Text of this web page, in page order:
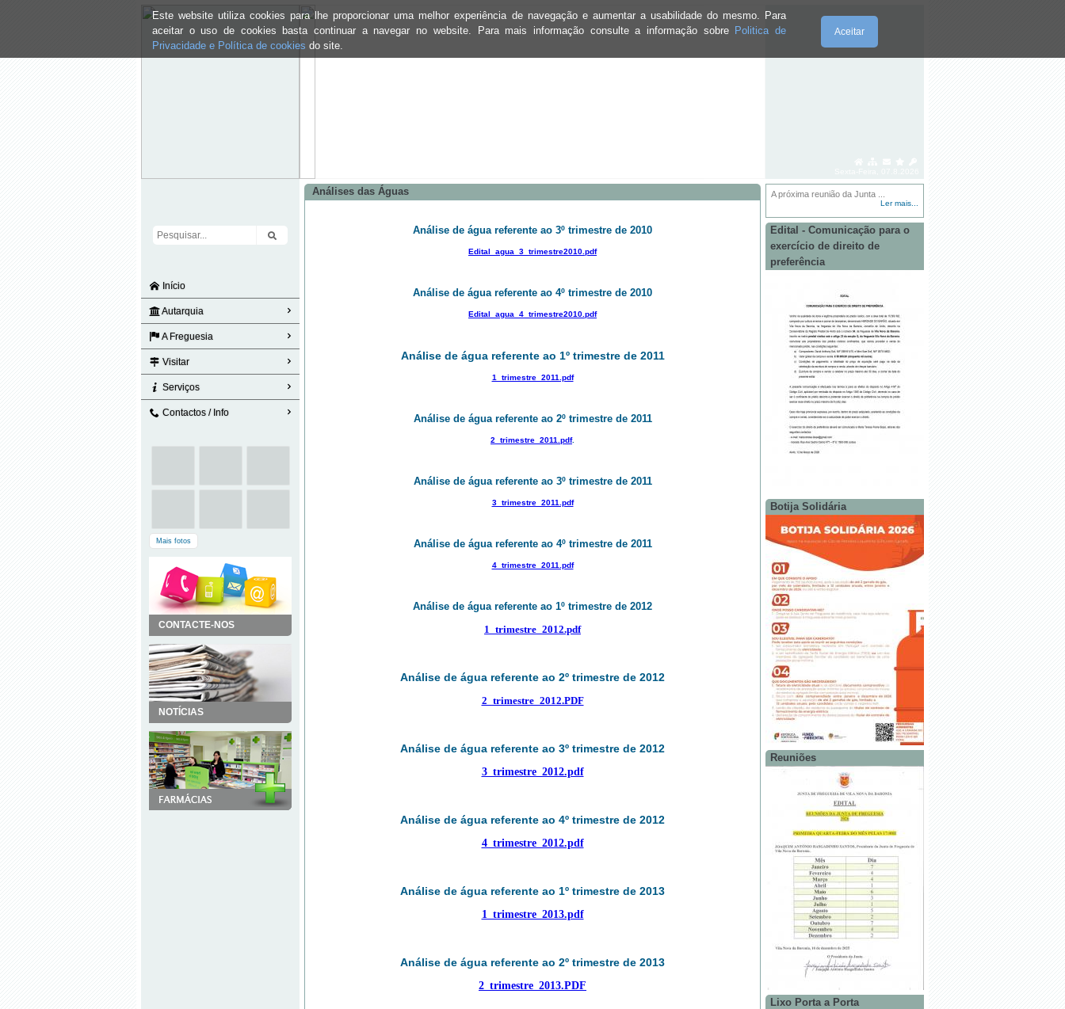
Este website utiliza cookies para lhe proporcionar uma melhor experiência de navegação e aumentar a usabilidade do mesmo. Para
aceitar o uso de cookies basta continuar a navegar no website. Para mais informação consulte a informação sobre Politica de
Privacidade e Política de cookies do site.
Aceitar
Início
Autarquia
A Freguesia
Visitar
Serviços
Contactos / Info
Mais fotos
CONTACTE-NOS
NOTÍCIAS
Análises das Águas
Análise de água referente ao 3º trimestre de 2010
Edital_agua_3_trimestre2010.pdf
Análise de água referente ao 4º trimestre de 2010
Edital_agua_4_trimestre2010.pdf
Análise de água referente ao 1º trimestre de 2011
1_trimestre_2011.pdf
Análise de água referente ao 2º trimestre de 2011
2_trimestre_2011.pdf.
Análise de água referente ao 3º trimestre de 2011
3_trimestre_2011.pdf
Análise de água referente ao 4º trimestre de 2011
4_trimestre_2011.pdf
Análise de água referente ao 1º trimestre de 2012
1_trimestre_2012.pdf
Análise de água referente ao 2º trimestre de 2012
2_trimestre_2012.PDF
Análise de água referente ao 3º trimestre de 2012
3_trimestre_2012.pdf
Análise de água referente ao 4º trimestre de 2012
4_trimestre_2012.pdf
Análise de água referente ao 1º trimestre de 2013
1_trimestre_2013.pdf
Análise de água referente ao 2º trimestre de 2013
2_trimestre_2013.PDF
A próxima reunião da Junta ...
Ler mais...
Edital - Comunicação para o
exercício de direito de
preferência
Botija Solidária
Reuniões
Lixo Porta a Porta